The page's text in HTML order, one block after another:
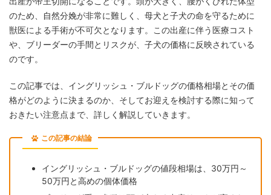
のため、自然分娩が非常に難しく、母犬と子犬の命を守るために
獣医による手術が不可欠となります。この出産に伴う医療コスト
や、ブリーダーの手間とリスクが、子犬の価格に反映されている
のです。
この記事では、イングリッシュ・ブルドッグの価格相場とその価
格がどのように決まるのか、そしてお迎えを検討する際に知って
おきたい注意点まで、詳しく解説していきます。
この記事の結論
イングリッシュ・ブルドッグの値段相場は、30万円～
50万円と高めの個体価格